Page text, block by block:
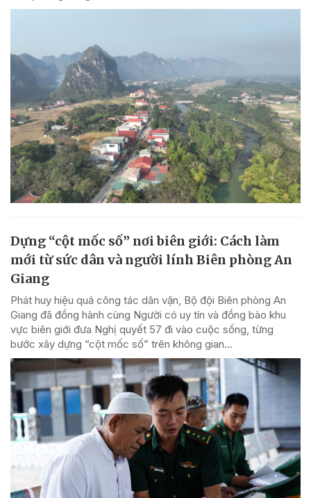
Dựng “cột mốc số” nơi biên giới: Cách làm
mới từ sức dân và người lính Biên phòng An
Giang
Phát huy hiệu quả công tác dân vận, Bộ đội Biên phòng An
Giang đã đồng hành cùng Người có uy tín và đồng bào khu
vực biên giới đưa Nghị quyết 57 đi vào cuộc sống, từng
bước xây dựng “cột mốc số” trên không gian...